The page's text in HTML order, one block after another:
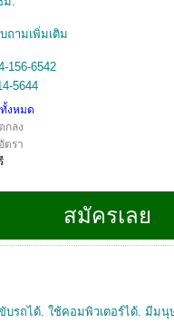
ถามเพิ่มเติม
156-6542
5644
ทั้งหมด
กลง
ตรา
บรถได้. ใช้คอมพิวเตอร์ได้. มีม